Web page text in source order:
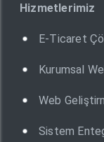
Hizmetlerimiz
E-Ticaret
Kurumsal
Web
Sistem